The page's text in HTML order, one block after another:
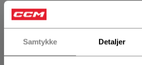
Samtykke Detaljer
13
ANTAL